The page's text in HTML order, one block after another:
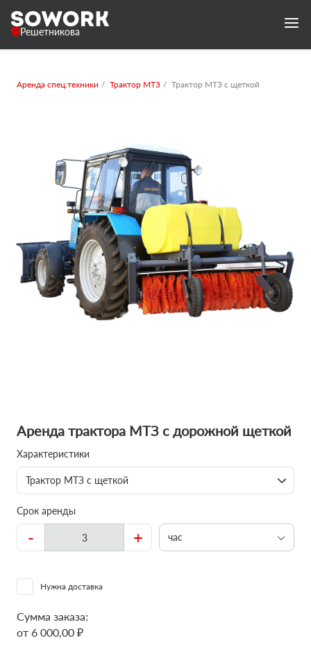
Решетникова
Аренда спец.техники Трактор МТЗ Трактор МТЗ с щеткой
Аренда трактора МТЗ с дорожной щеткой
Характеристики
Трактор МТЗ с щеткой
Срок аренды
- + час
Нужна доставка
Сумма заказа:
от 6 000,00 ₽